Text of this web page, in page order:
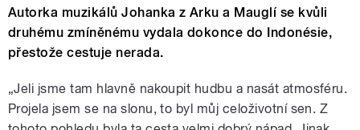
Autorka muzikálů Johanka z Arku a Mauglí se kvůli
druhému zmíněnému vydala dokonce do Indonésie,
přestože cestuje nerada.
„Jeli jsme tam hlavně nakoupit hudbu a nasát atmosféru.
Projela jsem se na slonu, to byl můj celoživotní sen. Z